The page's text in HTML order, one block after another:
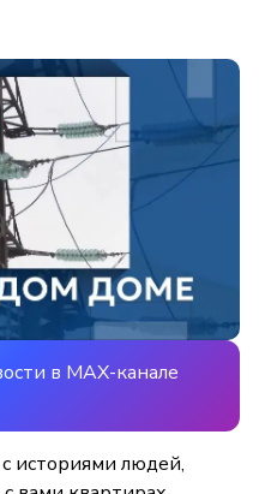
в MAX-канале
историями людей,